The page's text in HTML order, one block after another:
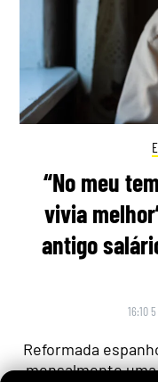
“No meu
vivia
antigo
16:10
Reformada
mensalmente